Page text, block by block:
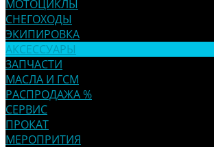
МОТОЦИКЛЫ
СНЕГОХОДЫ
ЭКИПИРОВКА
АКСЕССУАРЫ
ЗАПЧАСТИ
МАСЛА И ГСМ
РАСПРОДАЖА %
СЕРВИС
ПРОКАТ
МЕРОПРИТИЯ